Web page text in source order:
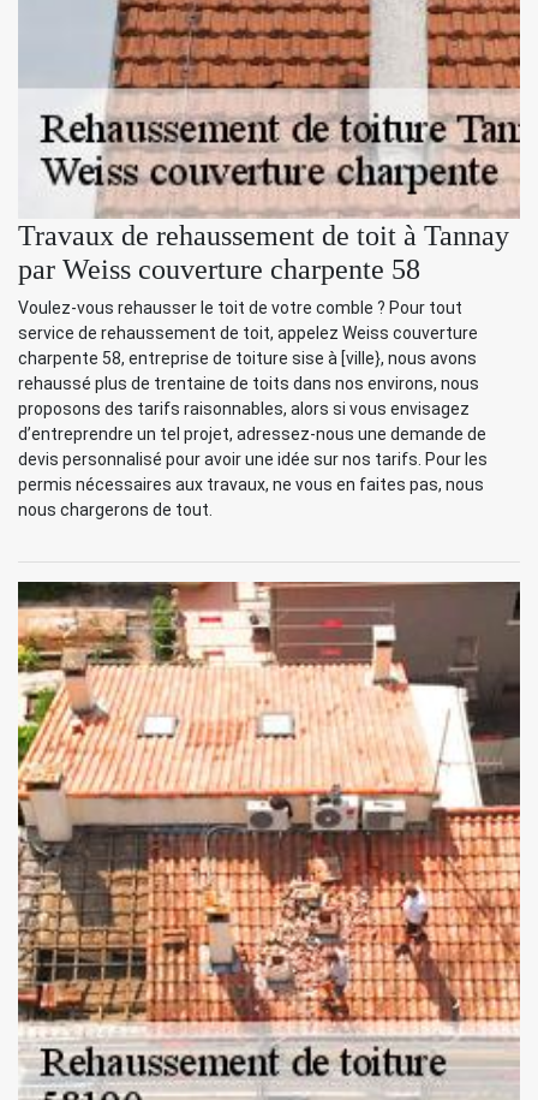
Travaux de rehaussement de toit à Tannay
par Weiss couverture charpente 58
Voulez-vous rehausser le toit de votre comble ? Pour tout
service de rehaussement de toit, appelez Weiss couverture
charpente 58, entreprise de toiture sise à [ville}, nous avons
rehaussé plus de trentaine de toits dans nos environs, nous
proposons des tarifs raisonnables, alors si vous envisagez
d’entreprendre un tel projet, adressez-nous une demande de
devis personnalisé pour avoir une idée sur nos tarifs. Pour les
permis nécessaires aux travaux, ne vous en faites pas, nous
nous chargerons de tout.